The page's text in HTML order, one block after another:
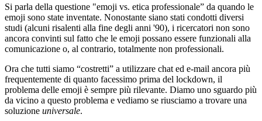
Si parla della questione "emoji vs. etica professionale” da quando le
emoji sono state inventate. Nonostante siano stati condotti diversi
studi (alcuni risalenti alla fine degli anni '90), i ricercatori non sono
ancora convinti sul fatto che le emoji possano essere funzionali alla
comunicazione o, al contrario, totalmente non professionali.
Ora che tutti siamo “costretti” a utilizzare chat ed e-mail ancora più
frequentemente di quanto facessimo prima del lockdown, il
problema delle emoji è sempre più rilevante. Diamo uno sguardo più
da vicino a questo problema e vediamo se riusciamo a trovare una
soluzione universale.